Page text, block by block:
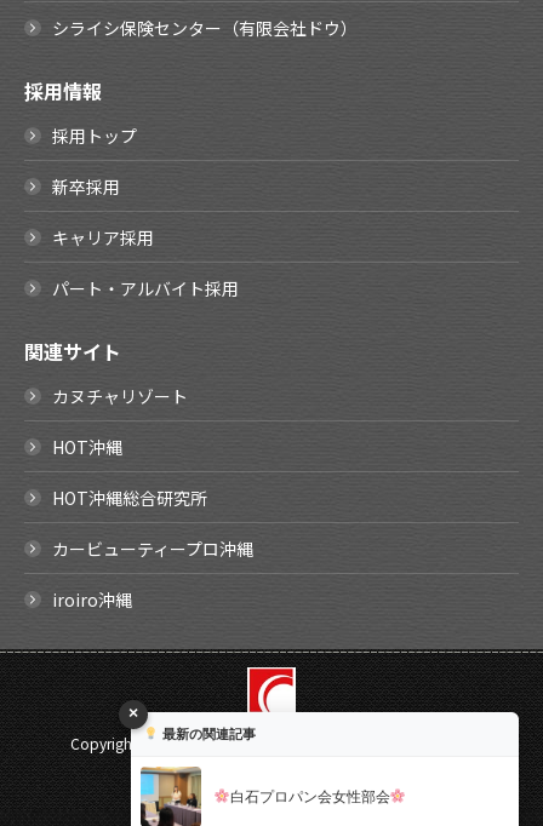
シライシ保険センター（有限会社ドウ）
採用情報
採用トップ
新卒採用
キャリア採用
パート・アルバイト採用
関連サイト
カヌチャリゾート
HOT沖縄
HOT沖縄総合研究所
カービューティープロ沖縄
iroiro沖縄
Copyright © 2026 SHIRAISHI Corporation. All rights reserved.
×
最新の関連記事
白石プロパン会女性部会